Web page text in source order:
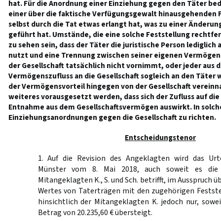
hat. Für die Anordnung einer Einziehung gegen den Täter
einer über die faktische Verfügungsgewalt hinausgehenden
selbst durch die Tat etwas erlangt hat, was zu einer
geführt hat. Umstände, die eine solche Feststellung
zu sehen sein, dass der Täter die juristische Person lediglich
nutzt und eine Trennung zwischen seiner eigenen
der Gesellschaft tatsächlich nicht vornimmt, oder jeder aus
Vermögenszufluss an die Gesellschaft sogleich an den
der Vermögensvorteil hingegen von der Gesellschaft
weiteres vorausgesetzt werden, dass sich der Zufluss auf
Entnahme aus dem Gesellschaftsvermögen auswirkt. In
Einziehungsanordnungen gegen die Gesellschaft zu richten.
Entscheidungstenor
1. Auf die Revision des Angeklagten wird das
Münster vom 8. Mai 2018, auch soweit es die
Mitangeklagten K., S. und Sch. betrifft, im Ausspruch
Wertes von Taterträgen mit den zugehörigen
hinsichtlich der Mitangeklagten K. jedoch nur,
Betrag von 20.235,60 € übersteigt.